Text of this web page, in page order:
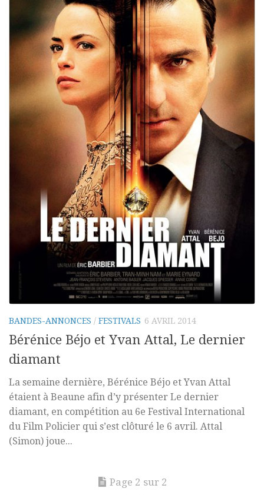
BANDES-ANNONCES / FESTIVALS 6 AVRIL 2014
Bérénice Béjo et Yvan Attal, Le dernier
diamant
La semaine dernière, Bérénice Béjo et Yvan Attal
étaient à Beaune afin d’y présenter Le dernier
diamant, en compétition au 6e Festival International
du Film Policier qui s’est clôturé le 6 avril. Attal
(Simon) joue...
Page 2 sur 2